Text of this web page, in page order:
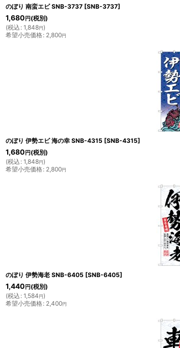
のぼり 南蛮エビ SNB-3737 [SNB-3737]
1,680 円 (税別)
(税込 : 1,848円)
希望小売価格: 2,800円
のぼり 伊勢エビ 海の幸 SNB-4315 [SNB-4315]
1,680 円 (税別)
(税込 : 1,848円)
希望小売価格: 2,800円
のぼり 伊勢海老 SNB-6405 [SNB-6405]
1,440 円 (税別)
(税込 : 1,584円)
希望小売価格: 2,400円